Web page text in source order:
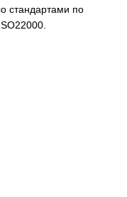
стандартами по